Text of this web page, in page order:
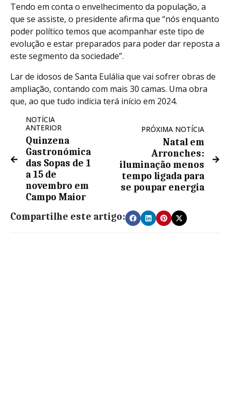
Tendo em conta o envelhecimento da população, a
que se assiste, o presidente afirma que “nós enquanto
poder político temos que acompanhar este tipo de
evolução e estar preparados para poder dar reposta a
este segmento da sociedade”.
Lar de idosos de Santa Eulália que vai sofrer obras de
ampliação, contando com mais 30 camas. Uma obra
que, ao que tudo indicia terá início em 2024.
NOTÍCIA
ANTERIOR
Quinzena
Gastronómica
das Sopas de 1
a 15 de
novembro em
Campo Maior
PRÓXIMA NOTÍCIA
Natal em
Arronches:
iluminação menos
tempo ligada para
se poupar energia
Compartilhe este artigo: